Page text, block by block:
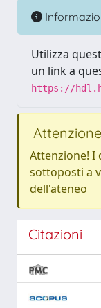
Utilizza
un link a
https://
Attenzione
Attenzione! I
sottoposti a
dell'ateneo
Citazioni